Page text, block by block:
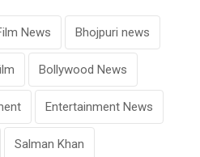
News Bhojpuri news
Bollywood News
Entertainment News
Salman Khan